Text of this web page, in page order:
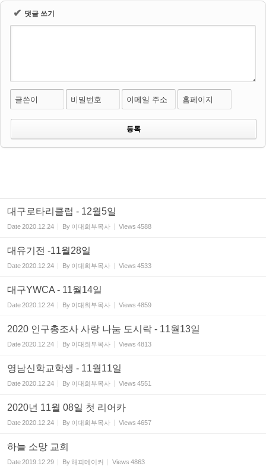
✔ 댓글 쓰기
글쓴이 비밀번호 이메일 주소 홈페이지
대구로타리클럽 - 12월5일
Date2020.12.24 By 이대희부목사 Views 4588
대유기전 -11월28일
Date2020.12.24 By 이대희부목사 Views 4533
대구YWCA - 11월14일
Date2020.12.24 By 이대희부목사 Views 4859
2020 인구총조사 사랑 나눔 도시락 - 11월13일
Date2020.12.24 By 이대희부목사 Views 4813
영남신학교학생 - 11월11일
Date2020.12.24 By 이대희부목사 Views 4551
2020년 11월 08일 첫 리어카
Date2020.12.24 By 이대희부목사 Views 4657
하늘 소망 교회
Date2019.12.29 By해피메이커 Views 4863